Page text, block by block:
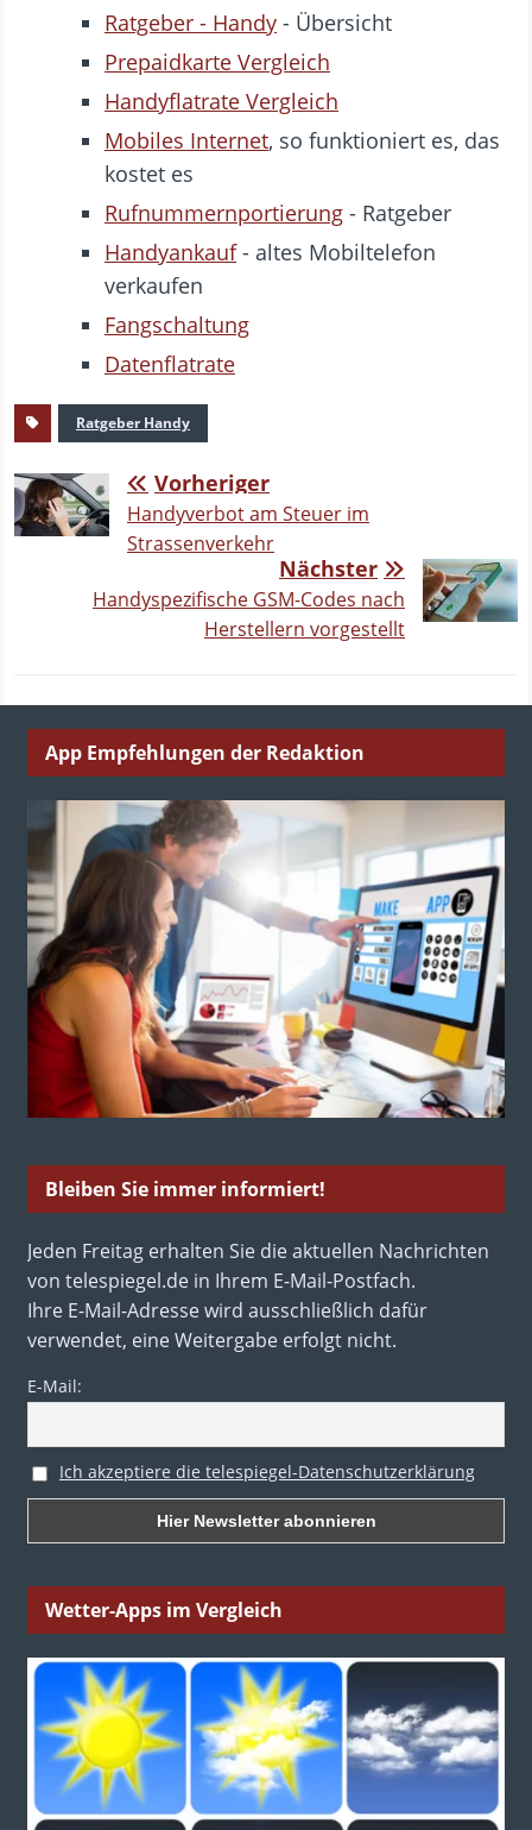
Ratgeber - Handy - Übersicht
Prepaidkarte Vergleich
Handyflatrate Vergleich
Mobiles Internet, so funktioniert es, das
kostet es
Rufnummernportierung - Ratgeber
Handyankauf- altes Mobiltelefon
verkaufen
Fangschaltung
Datenflatrate
Ratgeber Handy
Vorheriger
Handyverbot am Steuer im
Strassenverkehr
Nächster
Handyspezifische GSM-Codes nach
Herstellern vorgestellt
App Empfehlungen der Redaktion
Bleiben Sie immer informiert!
Jeden Freitag erhalten Sie die aktuellen Nachrichten
von telespiegel.de in Ihrem E-Mail-Postfach.
Ihre E-Mail-Adresse wird ausschließlich dafür
verwendet, eine Weitergabe erfolgt nicht.
E-Mail:
Ich akzeptiere die telespiegel-Datenschutzerklärung
Wetter-Apps im Vergleich